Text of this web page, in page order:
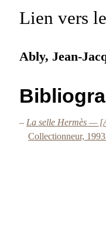
Lien vers
Ably, Jean-
– La selle Hermès —
Collectionneur,